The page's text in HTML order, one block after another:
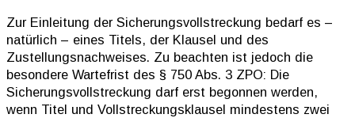
Zur Einleitung der Sicherungsvollstreckung bedarf es –
natürlich – eines Titels, der Klausel und des
Zustellungsnachweises. Zu beachten ist jedoch die
besondere Wartefrist des § 750 Abs. 3 ZPO: Die
Sicherungsvollstreckung darf erst begonnen werden,
wenn Titel und Vollstreckungsklausel mindestens zwei